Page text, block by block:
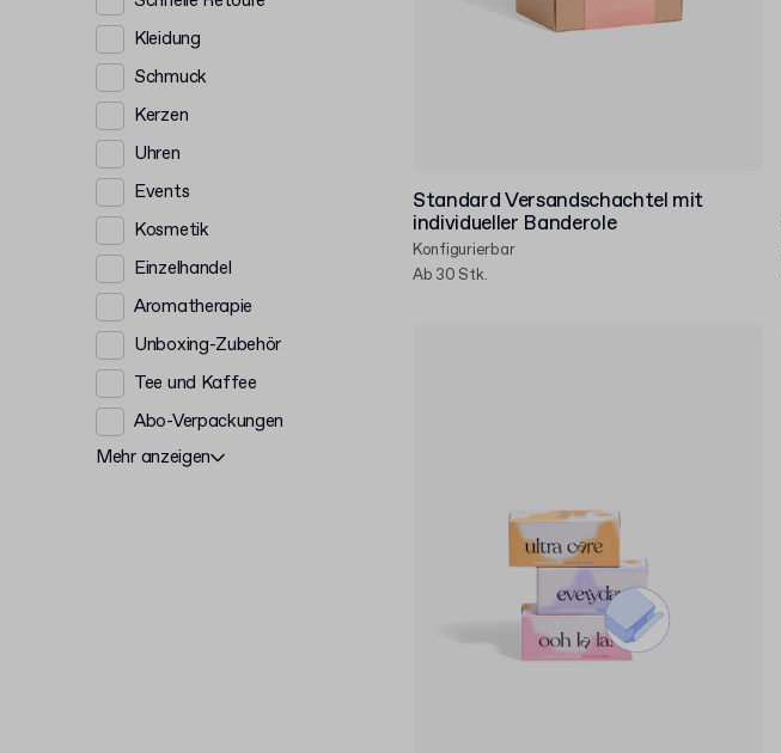
Kleidung
Schmuck
Kerzen
Uhren
Events
Kosmetik
Einzelhandel
Aromatherapie
Unboxing-Zubehör
Tee und Kaffee
Abo-Verpackungen
Mehr anzeigen
Standard Versandschachtel mit
individueller Banderole
Konfigurierbar
Ab 30 Stk.